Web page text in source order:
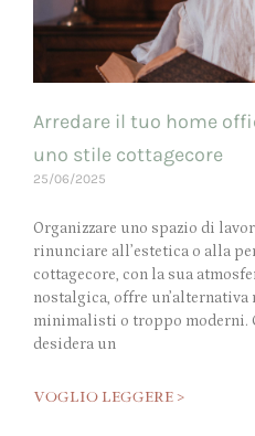
Arredare il tuo home
uno stile cottagecore
25/06/2025
Organizzare uno spazio di
rinunciare all’estetica o alla
cottagecore, con la sua
nostalgica, offre
minimalisti o troppo moderni.
desidera un
VOGLIO LEGGERE >